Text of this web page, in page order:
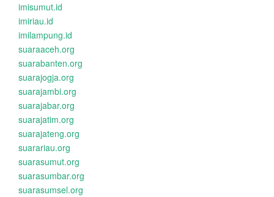
imisumut.id
imiriau.id
imilampung.id
suaraaceh.org
suarabanten.org
suarajogja.org
suarajambi.org
suarajabar.org
suarajatim.org
suarajateng.org
suarariau.org
suarasumut.org
suarasumbar.org
suarasumsel.org